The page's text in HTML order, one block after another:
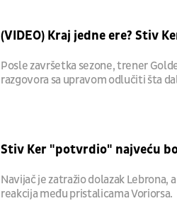
(VIDEO) Kraj jedne ere? Stiv
Posle završetka sezone, trener
razgovora sa upravom odlučiti šta
Stiv Ker "potvrdio" najveću
Navijač je zatražio dolazak Lebrona,
reakcija među pristalicama Voriorsa.